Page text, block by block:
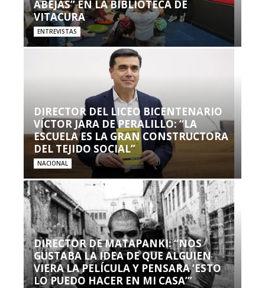
ABEJAS” EN LA BIBLIOTECA DE
VITACURA
ENTREVISTAS
DIRECTOR DEL LICEO BICENTENARIO
VÍCTOR JARA DE PERALILLO: “LA
ESCUELA ES LA GRAN CONSTRUCTORA
DEL TEJIDO SOCIAL”
NACIONAL
DIRECTOR DE MATAPANKI: “NOS
GUSTABA LA IDEA DE QUE ALGUIEN
VIERA LA PELÍCULA Y PENSARA ‘ESTO
LO PUEDO HACER EN MI CASA’”